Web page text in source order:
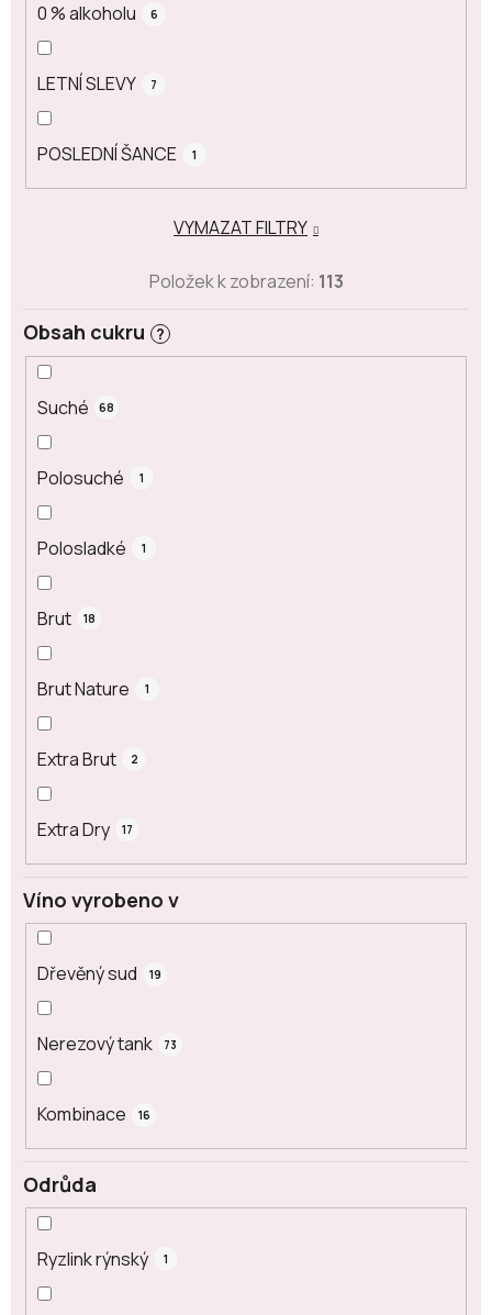
0 % alkoholu 6
LETNÍ SLEVY 7
POSLEDNÍ ŠANCE 1
Odrůda
Ryzlink rýnský 1
Obsah cukru ?
Suché 68
Polosuché 1
Polosladké 1
Brut 18
Brut Nature 1
Extra Brut 2
Extra Dry 17
Víno vyrobeno v
Dřevěný sud 19
Nerezový tank 73
Kombinace 16
VYMAZAT FILTRY
Položek k zobrazení: 113